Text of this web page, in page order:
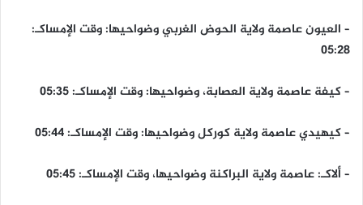
– العيون عاصمة ولاية الحوض الغربي وضواحيها: وقت الإمساكـ:
05:28
– كيفة عاصمة ولاية العصابة، وضواحيها: وقت الإمساكـ: 05:35
– كيهيدي عاصمة ولاية كوركل وضواحيها: وقت الإمساكـ: 05:44
– ألاكـ: عاصمة ولاية البراكنة وضواحيها، وقت الإمساكـ: 05:45